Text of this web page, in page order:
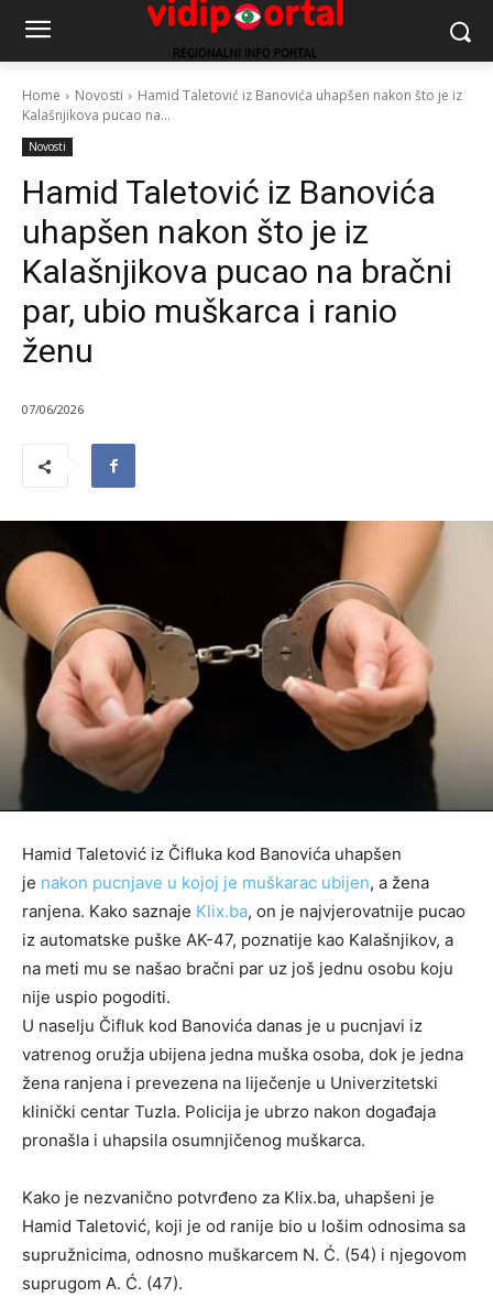
Home Novosti
Hamid Taletović iz Banovića uhapšen nakon što je iz
Kalašnjikova pucao na...
Novosti
Hamid Taletović iz Banovića
uhapšen nakon što je iz
Kalašnjikova pucao na bračni
par, ubio muškarca i ranio
ženu
07/06/2026
Hamid Taletović iz Čifluka kod Banovića uhapšen
je nakon pucnjave u kojoj je muškarac ubijen, a žena
ranjena. Kako saznaje Klix.ba, on je najvjerovatnije pucao
iz automatske puške AK-47, poznatije kao Kalašnjikov, a
na meti mu se našao bračni par uz još jednu osobu koju
nije uspio pogoditi.
U naselju Čifluk kod Banovića danas je u pucnjavi iz
vatrenog oružja ubijena jedna muška osoba, dok je jedna
žena ranjena i prevezena na liječenje u Univerzitetski
klinički centar Tuzla. Policija je ubrzo nakon događaja
pronašla i uhapsila osumnjičenog muškarca.
Kako je nezvanično potvrđeno za Klix.ba, uhapšeni je
Hamid Taletović, koji je od ranije bio u lošim odnosima sa
supružnicima, odnosno muškarcem N. Ć. (54) i njegovom
suprugom A. Ć. (47).